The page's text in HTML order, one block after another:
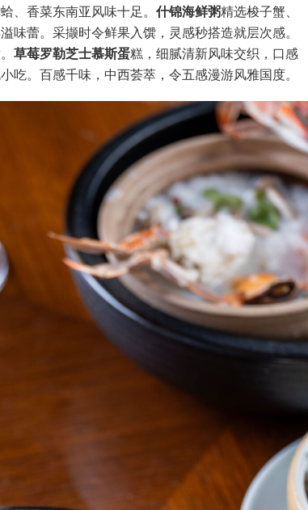
、香菜东南亚风味十足。 什锦海鲜粥精选梭子蟹、
蕾。采撷时令鲜果入馔，灵感秒搭造就层次感。
草莓罗勒芝士慕斯蛋糕，细腻清新风味交织，口感
。百感千味，中西荟萃，令五感漫游风雅国度。